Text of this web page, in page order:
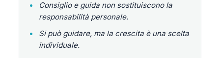
•
Consiglio e guida non sostituiscono la
responsabilità personale.
•
Si può guidare, ma la crescita è una scelta
individuale.